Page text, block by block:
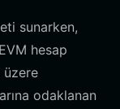
sunarken,
hesap
üzere
odaklanan